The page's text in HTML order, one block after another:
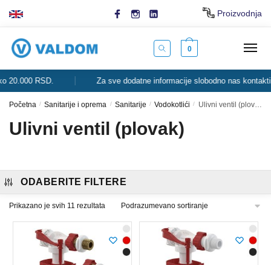
Proizvodnja
0
RSD. Za sve dodatne informacije slobodno nas
Početna / Sanitarije i oprema / Sanitarije / Vodokotlići / Ulivni ventil (plovak)
Ulivni ventil (plovak)
ODABERITE FILTERE
Prikazano je svih 11 rezultata